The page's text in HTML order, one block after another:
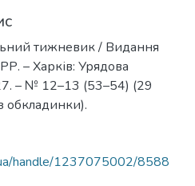
тижневик / Видання
– Харків: Урядова
– № 12–13 (53–54) (29
обкладинки).
handle/1237075002/8588